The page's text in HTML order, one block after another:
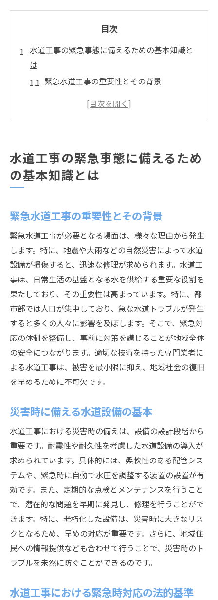
目次
水道工事の緊急事態に備えるための基本知識と
は
緊急水道工事の重要性とその背景
災害時に備える水道設備の基本
緊急時に頼れる水道工事業者の選び方
突然の水道トラブルに対応するための事前準備
水道設備の定期点検とその重要性
緊急時用の水道トラブル対応マニュアル作
成
水道工事のプロに聞く緊急対応のコツ
住民参加型の水道トラブル訓練の実施
水道トラブル時の連絡先リストの作成
水道緊急修理で迅速対応を実現するための手順
初期対応の迅速化に向けたチェックリスト
現場到着後の優先順位付け方法
緊急修理で必要な道具とその準備
緊急修理後の確認と報告書作成
迅速対応を可能にするためのチーム編成
効果的な水道工事のための適切な人材配置の重
要性
チーム内での役割分担とそのメリット
水道工事における専門スタッフの必要性
緊急時の応援体制の整備
スタッフ教育と訓練の実施方法
人材配置による効率的な業務遂行
水道工事に特化した人材育成の重要性
方法
水道工事の緊急事態に備えるため
の基本知識とは
緊急水道工事の重要性とその背景
緊急水道工事が必要となる場面は、様々な理由から発生
します。特に、地震や大雨などの自然災害によって水道
設備が損傷すると、迅速な修理が求められます。水道工
事は、日常生活の基盤となる水を供給する重要な役割を
果たしており、その重要性は高まっています。特に、都
市部では人口が集中しており、急な水道トラブルが発生
すると多くの人々に影響を及ぼします。そこで、緊急対
応の体制を整備し、事前に対策を講じることが地域全体
の安全につながります。適切な技術を持った専門業者に
よる水道工事は、被害を最小限に抑え、地域社会の復旧
を早めるために不可欠です。
災害時に備える水道設備の基本
水道工事における災害時の備えは、設備の設計段階から
重要です。耐震性や耐久性を考慮した水道設備の導入が
求められています。具体的には、柔軟性のある配管シス
テムや、緊急時に自動で水圧を調整する装置の設置が有
効です。また、定期的な点検とメンテナンスを行うこと
で、潜在的な問題を早期に発見し、修理を行うことがで
きます。特に、老朽化した設備は、災害時に大きなリス
クとなるため、早めの対応が重要です。さらに、地域住
民への情報提供なども合わせて行うことで、災害時のト
ラブルを未然に防ぐことができるのです。
水道工事における緊急時対応の法的基準